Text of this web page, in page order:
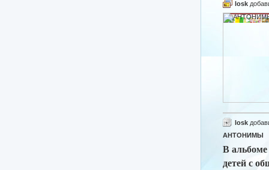
losk
losk
АНТОНИМЫ
В
детей с